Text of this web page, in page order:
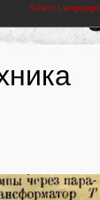
Select Language